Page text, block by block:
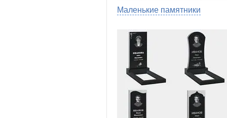
Маленькие памятники